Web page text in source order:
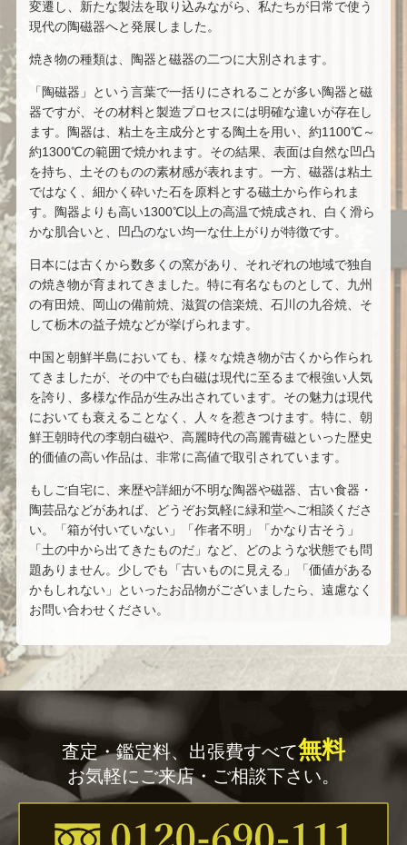
変遷し、新たな製法を取り込みながら、私たちが日常で使う
現代の陶磁器へと発展しました。
焼き物の種類は、陶器と磁器の二つに大別されます。
「陶磁器」という言葉で一括りにされることが多い陶器と磁
器ですが、その材料と製造プロセスには明確な違いが存在し
ます。陶器は、粘土を主成分とする陶土を用い、約1100℃～
約1300℃の範囲で焼かれます。その結果、表面は自然な凹凸
を持ち、土そのものの素材感が表れます。一方、磁器は粘土
ではなく、細かく砕いた石を原料とする磁土から作られま
す。陶器よりも高い1300℃以上の高温で焼成され、白く滑ら
かな肌合いと、凹凸のない均一な仕上がりが特徴です。
日本には古くから数多くの窯があり、それぞれの地域で独自
の焼き物が育まれてきました。特に有名なものとして、九州
の有田焼、岡山の備前焼、滋賀の信楽焼、石川の九谷焼、そ
して栃木の益子焼などが挙げられます。
中国と朝鮮半島においても、様々な焼き物が古くから作られ
てきましたが、その中でも白磁は現代に至るまで根強い人気
を誇り、多様な作品が生み出されています。その魅力は現代
においても衰えることなく、人々を惹きつけます。特に、朝
鮮王朝時代の李朝白磁や、高麗時代の高麗青磁といった歴史
的価値の高い作品は、非常に高値で取引されています。
もしご自宅に、来歴や詳細が不明な陶器や磁器、古い食器・
陶芸品などがあれば、どうぞお気軽に緑和堂へご相談くださ
い。「箱が付いていない」「作者不明」「かなり古そう」
「土の中から出てきたものだ」など、どのような状態でも問
題ありません。少しでも「古いものに見える」「価値がある
かもしれない」といったお品物がございましたら、遠慮なく
お問い合わせください。
査定・鑑定料、出張費すべて無料
お気軽にご来店・ご相談下さい。